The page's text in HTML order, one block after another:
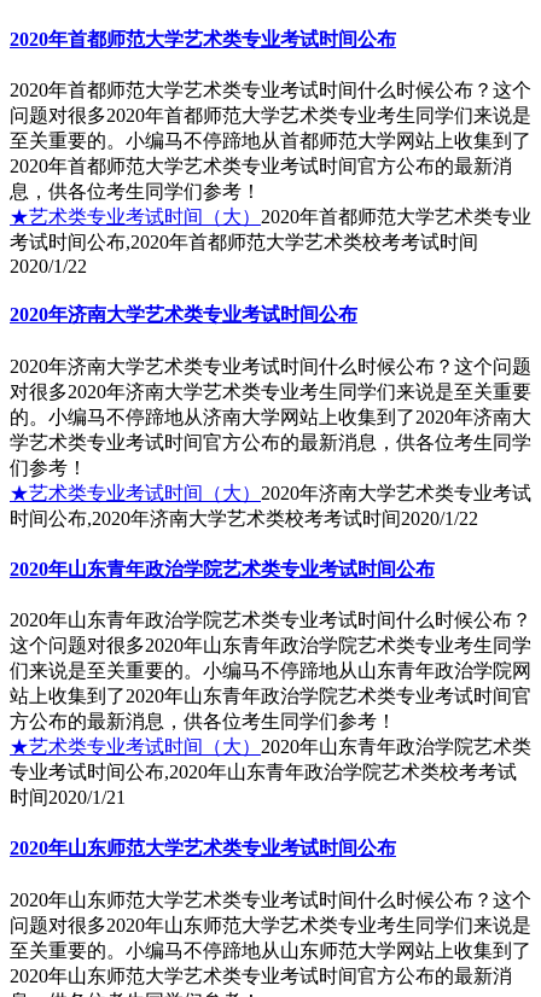
2020年首都师范大学艺术类专业考试时间公布
2020年首都师范大学艺术类专业考试时间什么时候公布？这个
问题对很多2020年首都师范大学艺术类专业考生同学们来说是
至关重要的。小编马不停蹄地从首都师范大学网站上收集到了
2020年首都师范大学艺术类专业考试时间官方公布的最新消
息，供各位考生同学们参考！
★艺术类专业考试时间（大） 2020年首都师范大学艺术类专业
考试时间公布,2020年首都师范大学艺术类校考考试时间
2020/1/22
2020年济南大学艺术类专业考试时间公布
2020年济南大学艺术类专业考试时间什么时候公布？这个问题
对很多2020年济南大学艺术类专业考生同学们来说是至关重要
的。小编马不停蹄地从济南大学网站上收集到了2020年济南大
学艺术类专业考试时间官方公布的最新消息，供各位考生同学
们参考！
★艺术类专业考试时间（大） 2020年济南大学艺术类专业考试
时间公布,2020年济南大学艺术类校考考试时间2020/1/22
2020年山东青年政治学院艺术类专业考试时间公布
2020年山东青年政治学院艺术类专业考试时间什么时候公布？
这个问题对很多2020年山东青年政治学院艺术类专业考生同学
们来说是至关重要的。小编马不停蹄地从山东青年政治学院网
站上收集到了2020年山东青年政治学院艺术类专业考试时间官
方公布的最新消息，供各位考生同学们参考！
★艺术类专业考试时间（大） 2020年山东青年政治学院艺术类
专业考试时间公布,2020年山东青年政治学院艺术类校考考试
时间2020/1/21
2020年山东师范大学艺术类专业考试时间公布
2020年山东师范大学艺术类专业考试时间什么时候公布？这个
问题对很多2020年山东师范大学艺术类专业考生同学们来说是
至关重要的。小编马不停蹄地从山东师范大学网站上收集到了
2020年山东师范大学艺术类专业考试时间官方公布的最新消